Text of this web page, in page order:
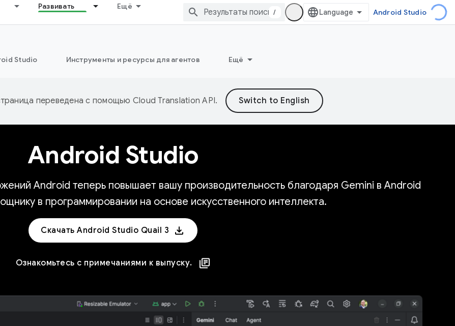
Развивать Ещё
/ Android Studio
Studio Инструменты и ресурсы для агентов Ещё
переведена с помощью Cloud Translation API.
Android Studio
Android теперь повышает вашу производительность благодаря Gemini в Android
в программировании на основе искусственного интеллекта.
Скачать Android Studio Quail 3
Ознакомьтесь с примечаниями к выпуску.